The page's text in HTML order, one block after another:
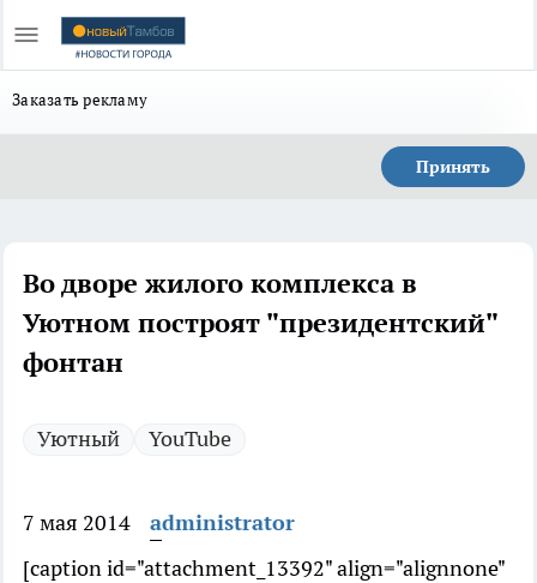
Заказать рекламу
Принять
Во дворе жилого комплекса в
Уютном построят "президентский"
фонтан
Уютный YouTube
7 мая 2014
administrator
[caption id="attachment_13392" align="alignnone"